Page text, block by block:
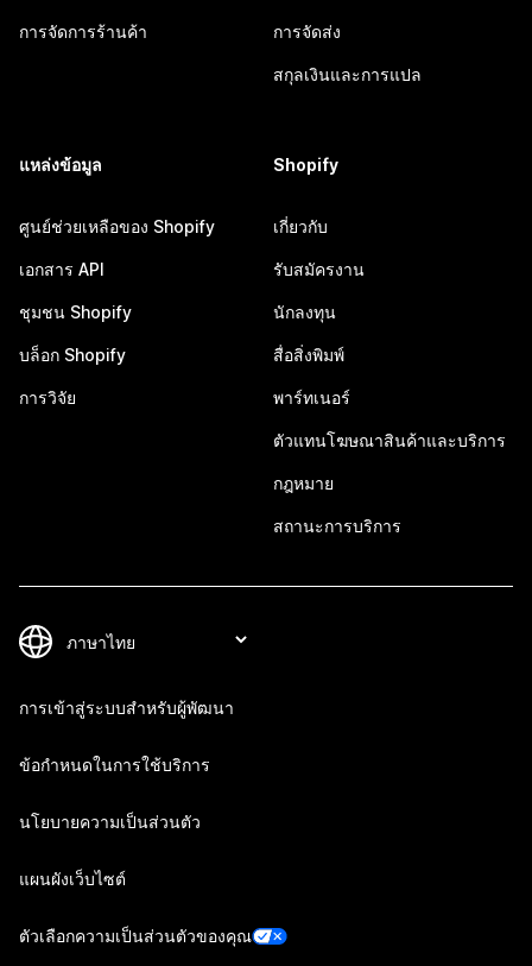
การจัดการร้านค้า การจัดส่ง
สกุลเงินและการแปล
แหล่งข้อมูล
ศูนย์ช่วยเหลือของ Shopify
เอกสาร API
ชุมชน Shopify
บล็อก Shopify
การวิจัย
Shopify
เกี่ยวกับ
รับสมัครงาน
นักลงทุน
สื่อสิ่งพิมพ์
พาร์ทเนอร์
ตัวแทนโฆษณาสินค้าและบริการ
กฎหมาย
สถานะการบริการ
การเข้าสู่ระบบสำหรับผู้พัฒนา
ข้อกำหนดในการใช้บริการ
นโยบายความเป็นส่วนตัว
แผนผังเว็บไซต์
ตัวเลือกความเป็นส่วนตัวของคุณ